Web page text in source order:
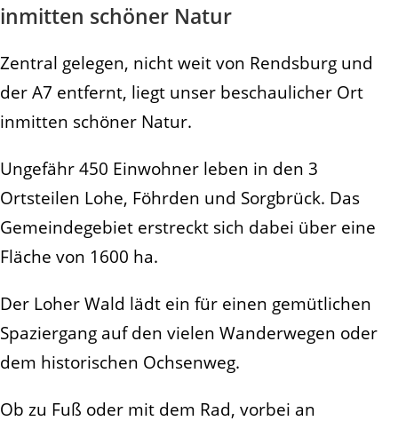
inmitten schöner Natur
Zentral gelegen, nicht weit von Rendsburg und
der A7 entfernt, liegt unser beschaulicher Ort
inmitten schöner Natur.
Ungefähr 450 Einwohner leben in den 3
Ortsteilen Lohe, Föhrden und Sorgbrück. Das
Gemeindegebiet erstreckt sich dabei über eine
Fläche von 1600 ha.
Der Loher Wald lädt ein für einen gemütlichen
Spaziergang auf den vielen Wanderwegen oder
dem historischen Ochsenweg.
Ob zu Fuß oder mit dem Rad, vorbei an